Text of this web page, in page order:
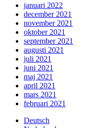
januari 2022
december 2021
november 2021
oktober 2021
september 2021
augusti 2021
juli 2021
juni 2021
maj 2021
april 2021
mars 2021
februari 2021
Deutsch